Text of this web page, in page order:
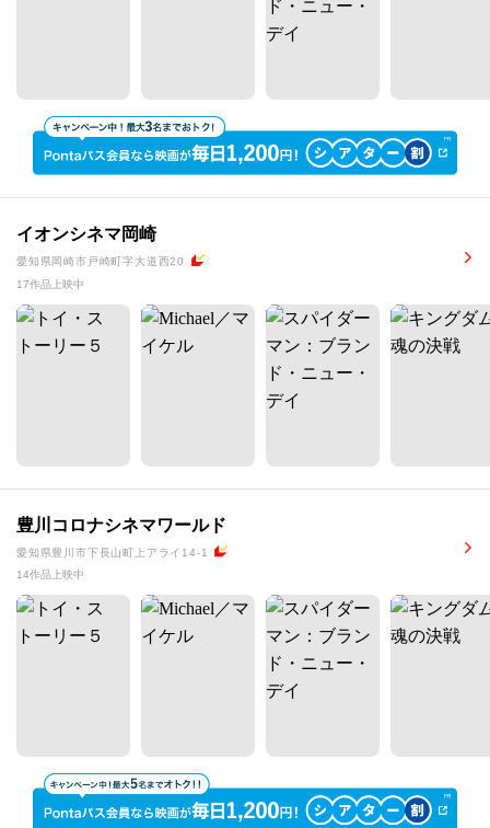
イオンシネマ岡崎
愛知県岡崎市戸崎町字大道西20
17作品上映中
豊川コロナシネマワールド
愛知県豊川市下長山町上アライ14-1
14作品上映中